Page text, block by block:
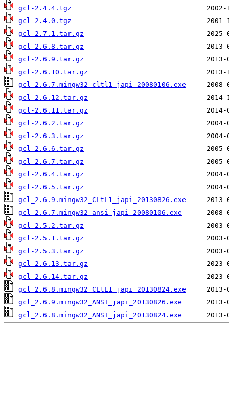
gcl-2.4.4.tgz
gcl-2.4.0.tgz
gcl-2.7.1.tar.gz
gcl-2.6.8.tar.gz
gcl-2.6.9.tar.gz
gcl-2.6.10.tar.gz
gcl_2.6.7.mingw32_cltl1_japi_20080106.exe
gcl-2.6.12.tar.gz
gcl-2.6.11.tar.gz
gcl-2.6.2.tar.gz
gcl-2.6.3.tar.gz
gcl-2.6.6.tar.gz
gcl-2.6.7.tar.gz
gcl-2.6.4.tar.gz
gcl-2.6.5.tar.gz
gcl_2.6.9.mingw32_CLtL1_japi_20130826.exe
gcl_2.6.7.mingw32_ansi_japi_20080106.exe
gcl-2.5.2.tar.gz
gcl-2.5.1.tar.gz
gcl-2.5.3.tar.gz
gcl-2.6.13.tar.gz
gcl-2.6.14.tar.gz
gcl_2.6.8.mingw32_CLtL1_japi_20130824.exe
gcl_2.6.9.mingw32_ANSI_japi_20130826.exe
gcl_2.6.8.mingw32_ANSI_japi_20130824.exe